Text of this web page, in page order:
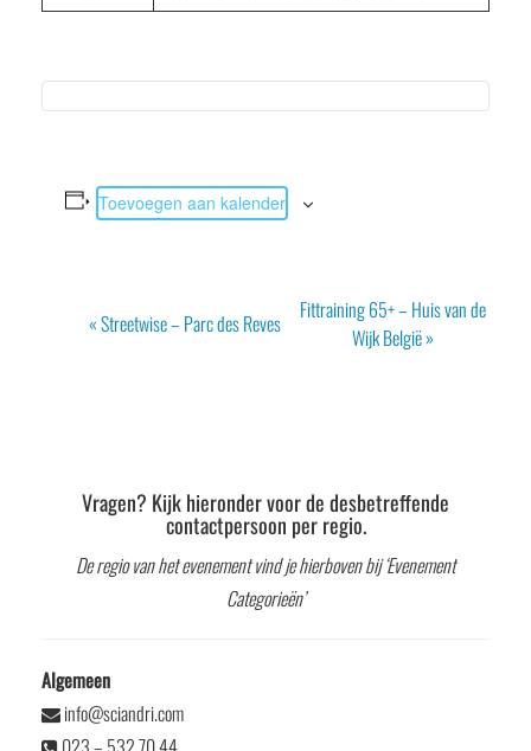
Toevoegen aan kalender
Evenement
Navigatie
«Streetwise – Parc des Reves
Fittraining 65+ – Huis van de
Wijk België»
Vragen? Kijk hieronder voor de desbetreffende
contactpersoon per regio.
De regio van het evenement vind je hierboven bij ‘Evenement
Categorieën’
Algemeen
info@sciandri.com